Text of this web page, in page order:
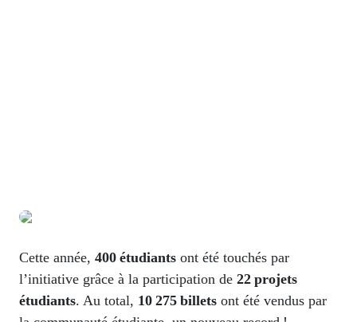
Témoignages
Nous joindre
Cette année, 400 étudiants ont été touchés par
l’initiative grâce à la participation de 22 projets
étudiants. Au total, 10 275 billets ont été vendus par